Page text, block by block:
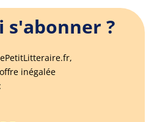
s'abonner ?
inégalée